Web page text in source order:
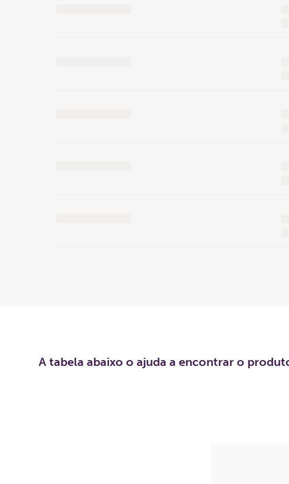
A tabela abaixo o ajuda a encontrar o